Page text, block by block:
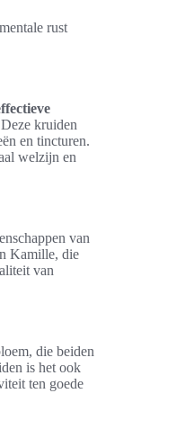
rust
kruiden
en tincturen.
welzijn en
van
Kamille, die
van
die beiden
is het ook
ten goede